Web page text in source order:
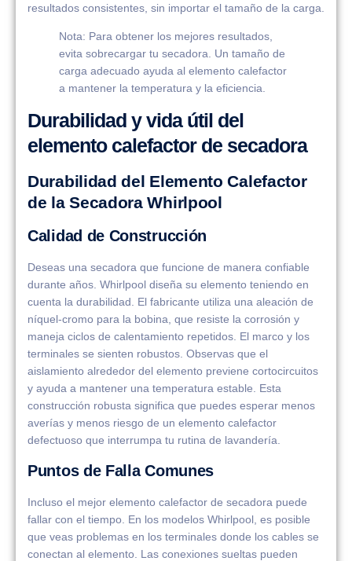
resultados consistentes, sin importar el tamaño de la carga.
Nota: Para obtener los mejores resultados,
evita sobrecargar tu secadora. Un tamaño de
carga adecuado ayuda al elemento calefactor
a mantener la temperatura y la eficiencia.
Durabilidad y vida útil del
elemento calefactor de secadora
Durabilidad del Elemento Calefactor
de la Secadora Whirlpool
Calidad de Construcción
Deseas una secadora que funcione de manera confiable
durante años. Whirlpool diseña su elemento teniendo en
cuenta la durabilidad. El fabricante utiliza una aleación de
níquel-cromo para la bobina, que resiste la corrosión y
maneja ciclos de calentamiento repetidos. El marco y los
terminales se sienten robustos. Observas que el
aislamiento alrededor del elemento previene cortocircuitos
y ayuda a mantener una temperatura estable. Esta
construcción robusta significa que puedes esperar menos
averías y menos riesgo de un elemento calefactor
defectuoso que interrumpa tu rutina de lavandería.
Puntos de Falla Comunes
Incluso el mejor elemento calefactor de secadora puede
fallar con el tiempo. En los modelos Whirlpool, es posible
que veas problemas en los terminales donde los cables se
conectan al elemento. Las conexiones sueltas pueden